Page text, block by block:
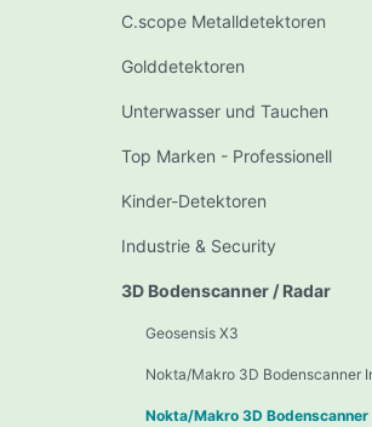
C.scope Metalldetektoren
Golddetektoren
Unterwasser und Tauchen
Top Marken - Professionell
Kinder-Detektoren
Industrie & Security
3D Bodenscanner / Radar
Geosensis X3
Nokta/Makro 3D Bodenscanner
Nokta/Makro 3D Bodenscanner